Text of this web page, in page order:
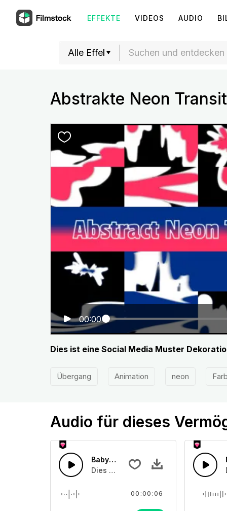
EFFEKTE VIDEOS AUDIO
Abstrakte Neon
00:00
Dies ist eine Social Media Muster
Übergang Animation neon
Audio für dieses
Baby ruft Mama 01
Dies ist ein Soundeffekt über ein
00:00:06